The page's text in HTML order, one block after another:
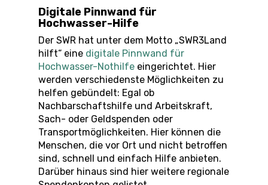
Digitale Pinnwand für
Hochwasser-Hilfe
Der SWR hat unter dem Motto „SWR3Land
hilft“ eine digitale Pinnwand für
Hochwasser-Nothilfe eingerichtet. Hier
werden verschiedenste Möglichkeiten zu
helfen gebündelt: Egal ob
Nachbarschaftshilfe und Arbeitskraft,
Sach- oder Geldspenden oder
Transportmöglichkeiten. Hier können die
Menschen, die vor Ort und nicht betroffen
sind, schnell und einfach Hilfe anbieten.
Darüber hinaus sind hier weitere regionale